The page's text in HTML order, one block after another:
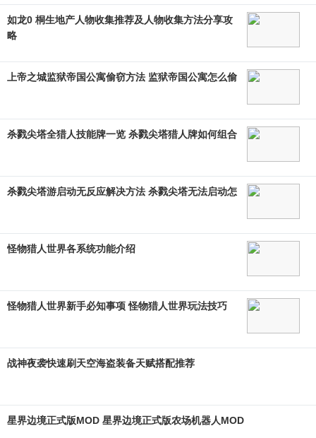
如龙0 桐生地产人物收集推荐及人物收集方法分享攻
略
上帝之城监狱帝国公寓偷窃方法 监狱帝国公寓怎么偷
杀戮尖塔全猎人技能牌一览 杀戮尖塔猎人牌如何组合
杀戮尖塔游启动无反应解决方法 杀戮尖塔无法启动怎
怪物猎人世界各系统功能介绍
怪物猎人世界新手必知事项 怪物猎人世界玩法技巧
战神夜袭快速刷天空海盗装备天赋搭配推荐
星界边境正式版MOD 星界边境正式版农场机器人MOD